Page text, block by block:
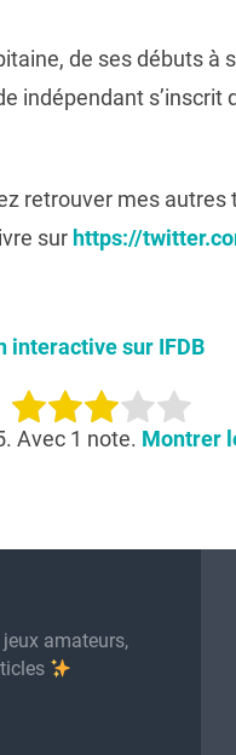
de ses débuts à
indépendant s’inscrit
retrouver mes autres
sur https://
interactive sur IFDB
Avec 1 note. Montrer
amateurs,